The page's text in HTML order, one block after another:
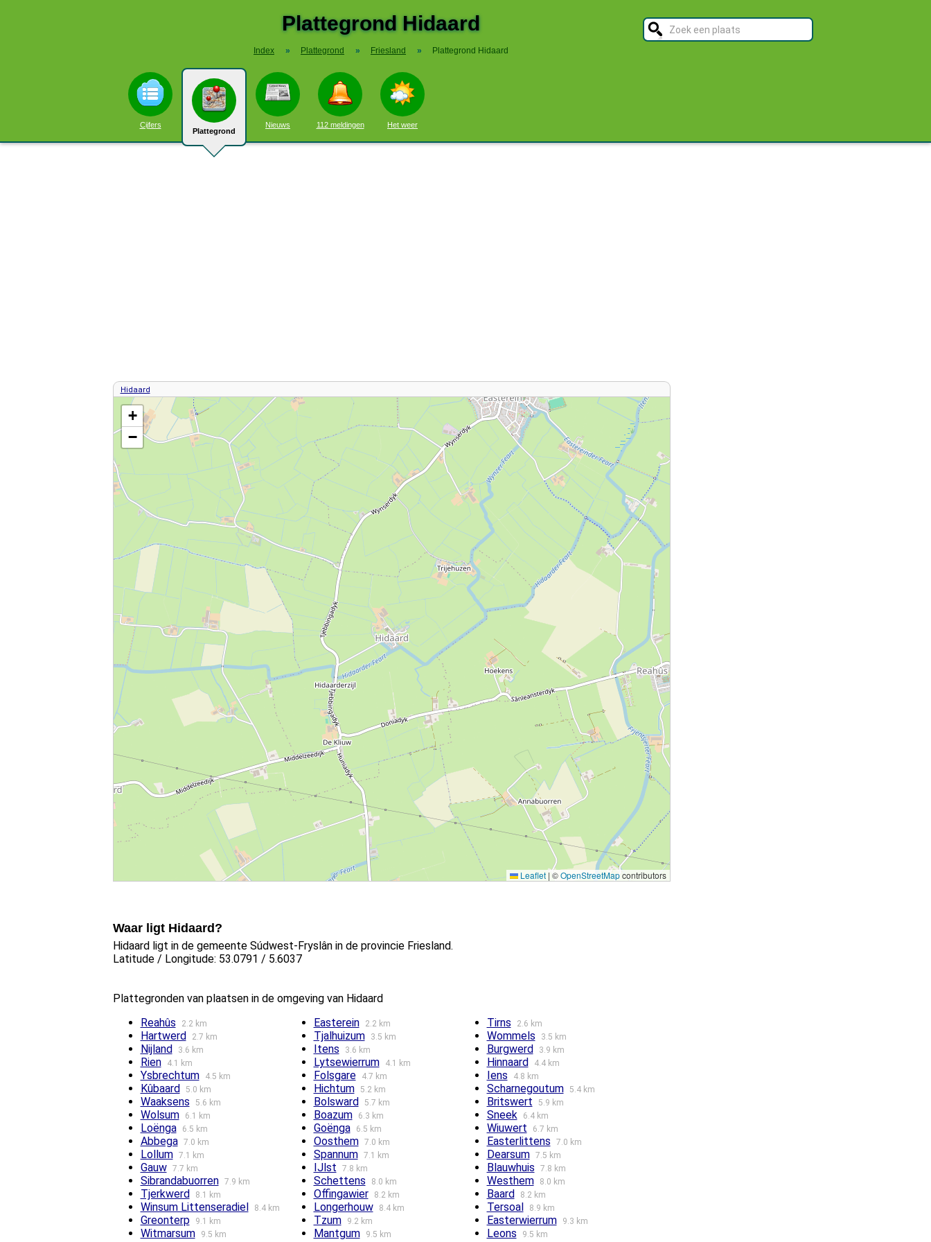
Plattegrond Hidaard
Index » Plattegrond » Friesland » Plattegrond Hidaard
Cijfers
Plattegrond
Nieuws 112 meldingen Het weer
Hidaard
Kaart / Plattegrond Hidaard centrum
+
−
Leaflet | ©OpenStreetMapcontributors
Waar ligt Hidaard?
Hidaard ligt in de gemeente Súdwest-Fryslân in de provincie Friesland.
Latitude / Longitude: 53.0791 / 5.6037
Plattegronden van plaatsen in de omgeving van Hidaard
Reahûs
2.2 km Easterein 2.2 km Tirns 2.6 km
Hartwerd 2.7 km Tjalhuizum 3.5 km Wommels 3.5 km
Nijland 3.6 km Itens 3.6 km Burgwerd 3.9 km
Rien 4.1 km Lytsewierrum 4.1 km Hinnaard 4.4 km
Ysbrechtum 4.5 km Folsgare 4.7 km Iens 4.8 km
Kûbaard 5.0 km Hichtum 5.2 km Scharnegoutum 5.4 km
Waaksens 5.6 km Bolsward 5.7 km Britswert 5.9 km
Wolsum 6.1 km Boazum 6.3 km Sneek 6.4 km
Loënga 6.5 km Goënga 6.5 km Wiuwert 6.7 km
Abbega 7.0 km Oosthem 7.0 km Easterlittens 7.0 km
Lollum 7.1 km Spannum 7.1 km Dearsum 7.5 km
Gauw 7.7 km IJlst 7.8 km Blauwhuis 7.8 km
Sibrandabuorren 7.9 km Schettens 8.0 km Westhem 8.0 km
Tjerkwerd 8.1 km Offingawier 8.2 km Baard 8.2 km
Winsum Littenseradiel 8.4 km Longerhouw 8.4 km Tersoal 8.9 km
Greonterp 9.1 km Tzum 9.2 km Easterwierrum 9.3 km
Witmarsum 9.5 km Mantgum 9.5 km Leons 9.5 km